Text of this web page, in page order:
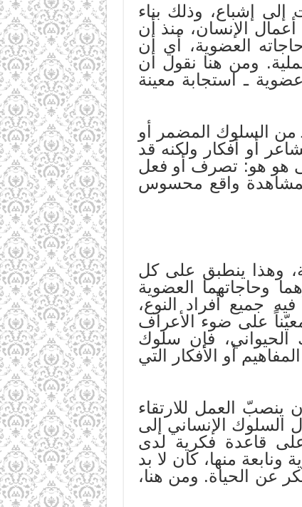
إلى إشباع، وذلك بناء
الإنسان، منذ أن
العضوية، أي أن
ومن هنا نقول أن
ـ استجابة معينة
من السلوك المضمر أو
أو أفكار ولكنه قد
هو هو: تصرف أو فعل
لمشاهدة واقع محسوس
وهذا ينطبق على كل
وحاجاتهما العضوية
جميع أفراد النوع،
على ضوء الأعراف
الحيواني، فإن سلوك
أو الأفكار التي
ينصبّ العمل للارتقاء
السلوك الإنساني إلى
قاعدة فكرية لدى
منها، كان لا بد
عن الحياة. ومن هنا،